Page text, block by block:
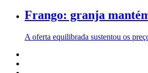
Frango: granja
A oferta equilibrada sustentou os